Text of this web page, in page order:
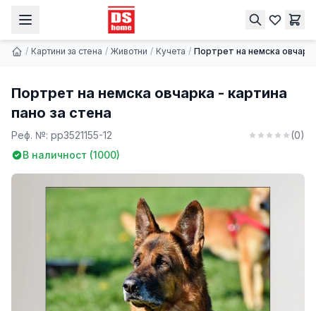
/ Картини за стена / Животни / Кучета / Портрет на немска
Портрет на немска овчарка - картина
пано за стена
Реф. №: pp3521155-12 (0)
В наличност (1000)
9.74 € | 19.05 лв. Купи